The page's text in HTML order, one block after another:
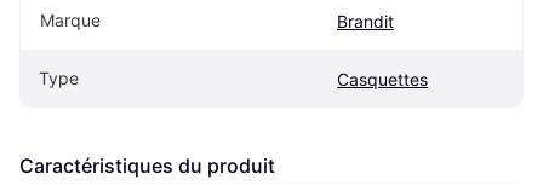
Marque Brandit
Type Casquettes
Caractéristiques du produit